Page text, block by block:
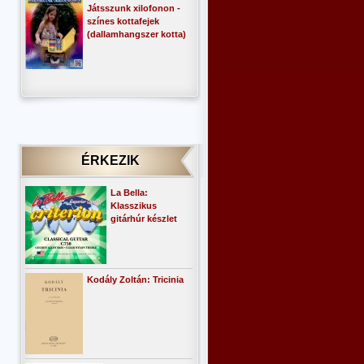
Játsszunk xilofonon -
színes kottafejek
(dallamhangszer kotta)
ÉRKEZIK
La Bella:
Klasszikus
gitárhúr készlet
Kodály Zoltán: Tricinia